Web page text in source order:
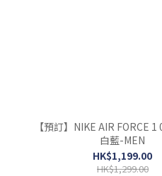
【預訂】NIKE AIR FORCE 1
白藍-MEN
HK$1,199.00
HK$1,299.00